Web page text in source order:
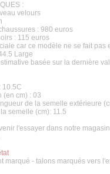
:
velours
: 980 euros
: 115 euros
car ce modèle ne se fait pas
Large
basée sur la dernière
10.5C
(en cm) : 03
de la semelle extérieure
semelle (cm): 11.5
l'essayer dans notre
marqué - talons marqués vers